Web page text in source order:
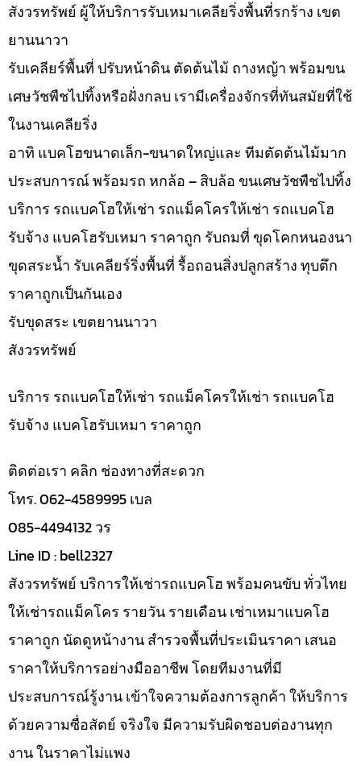
สังวรทรัพย์ ผู้ให้บริการรับเหมาเคลียริ่งพื้นที่รกร้าง เขต
ยานนาวา
รับเคลียร์พื้นที่ ปรับหน้าดิน ตัดต้นไม้ ถางหญ้า พร้อมขน
เศษวัชพืชไปทิ้งหรือฝั่งกลบ เรามีเครื่องจักรที่ทันสมัยที่ใช้
ในงานเคลียริ่ง
อาทิ แบคโฮขนาดเล็ก-ขนาดใหญ่และ ทีมตัดต้นไม้มาก
ประสบการณ์ พร้อมรถ หกล้อ – สิบล้อ ขนเศษวัชพืชไปทิ้ง
บริการ รถแบคโฮให้เช่า รถแม็คโครให้เช่า รถแบคโฮ
รับจ้าง แบคโฮรับเหมา ราคาถูก รับถมที่ ขุดโคกหนองนา
ขุดสระน้ำ รับเคลียร์ริ่งพื้นที่ รื้อถอนสิ่งปลูกสร้าง ทุบตึก
ราคาถูกเป็นกันเอง
รับขุดสระ เขตยานนาวา
สังวรทรัพย์
บริการ รถแบคโฮให้เช่า รถแม็คโครให้เช่า รถแบคโฮ
รับจ้าง แบคโฮรับเหมา ราคาถูก
ติดต่อเรา คลิก ช่องทางที่สะดวก
โทร. 062-4589995 เบล
085-4494132 วร
Line ID : bell2327
สังวรทรัพย์ บริการให้เช่ารถแบคโฮ พร้อมคนขับ ทั่วไทย
ให้เช่ารถแม็คโคร รายวัน รายเดือน เช่าเหมาแบคโฮ
ราคาถูก นัดดูหน้างาน สำรวจพื้นที่ประเมินราคา เสนอ
ราคาให้บริการอย่างมืออาชีพ โดยทีมงานที่มี
ประสบการณ์รู้งาน เข้าใจความต้องการลูกค้า ให้บริการ
ด้วยความซื่อสัตย์ จริงใจ มีความรับผิดชอบต่องานทุก
งาน ในราคาไม่แพง